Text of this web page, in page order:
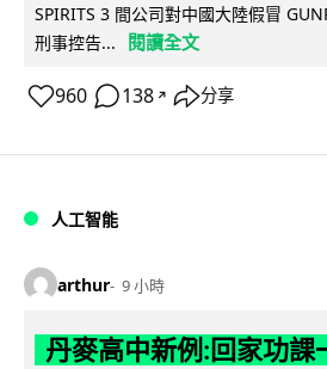
SPIRITS 3 間公司對中國大陸假冒
刑事控告...
閱讀全文
960 138 ↗ 分享
人工智能
arthur 9 小時
丹麥高中新例:回家功課